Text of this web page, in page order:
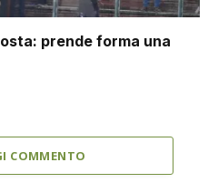
prende forma una
COMMENTO